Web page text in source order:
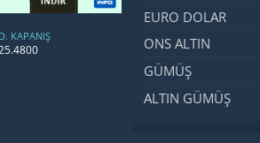
D. KAPANIŞ
EURO DOLAR
ONS ALTIN
GÜMÜŞ
ALTIN GÜMÜŞ